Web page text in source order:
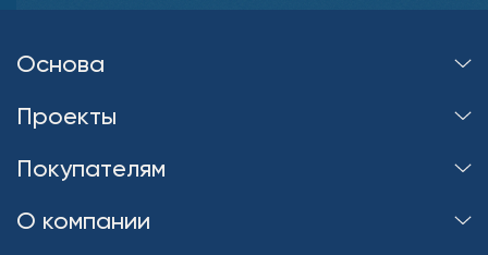
Основа
Проекты
Покупателям
О компании